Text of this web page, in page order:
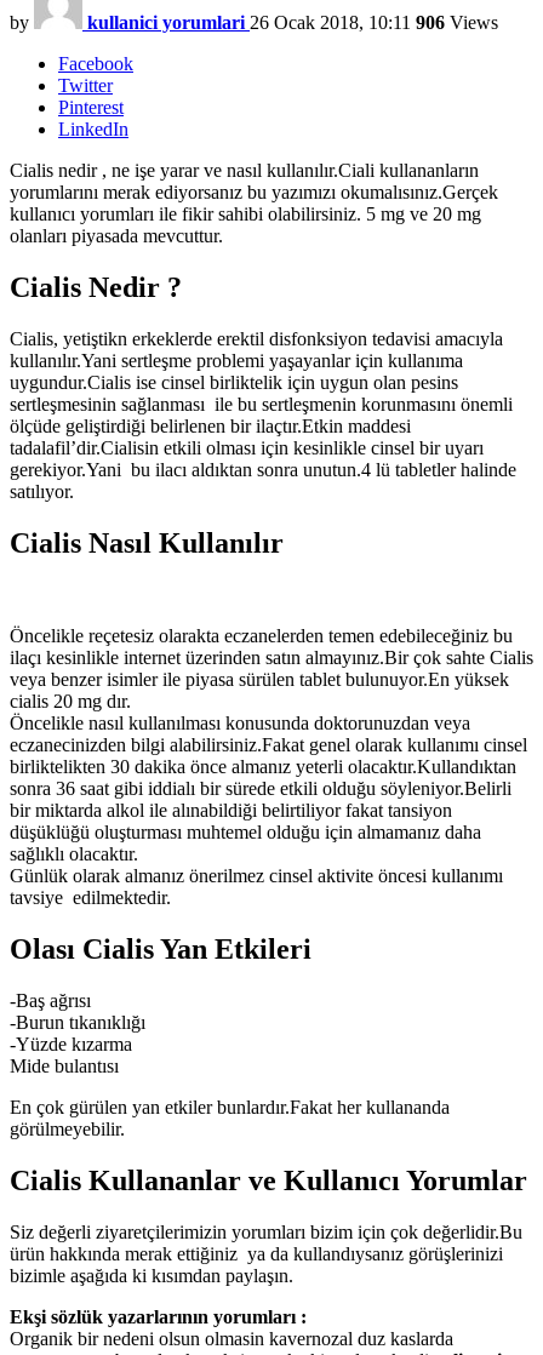
by kullanici yorumlari 26 Ocak 2018, 10:11 906 Views
Facebook
Twitter
Pinterest
LinkedIn
Cialis nedir , ne işe yarar ve nasıl kullanılır.Ciali kullananların
yorumlarını merak ediyorsanız bu yazımızı okumalısınız.Gerçek
kullanıcı yorumları ile fikir sahibi olabilirsiniz. 5 mg ve 20 mg
olanları piyasada mevcuttur.
Cialis Nedir ?
Cialis, yetiştikn erkeklerde erektil disfonksiyon tedavisi amacıyla
kullanılır.Yani sertleşme problemi yaşayanlar için kullanıma
uygundur.Cialis ise cinsel birliktelik için uygun olan pesins
sertleşmesinin sağlanması ile bu sertleşmenin korunmasını önemli
ölçüde geliştirdiği belirlenen bir ilaçtır.Etkin maddesi
tadalafil’dir.Cialisin etkili olması için kesinlikle cinsel bir uyarı
gerekiyor.Yani bu ilacı aldıktan sonra unutun.4 lü tabletler halinde
satılıyor.
Cialis Nasıl Kullanılır
Öncelikle reçetesiz olarakta eczanelerden temen edebileceğiniz bu
ilaçı kesinlikle internet üzerinden satın almayınız.Bir çok sahte Cialis
veya benzer isimler ile piyasa sürülen tablet bulunuyor.En yüksek
cialis 20 mg dır.
Öncelikle nasıl kullanılması konusunda doktorunuzdan veya
eczanecinizden bilgi alabilirsiniz.Fakat genel olarak kullanımı cinsel
birliktelikten 30 dakika önce almanız yeterli olacaktır.Kullandıktan
sonra 36 saat gibi iddialı bir sürede etkili olduğu söyleniyor.Belirli
bir miktarda alkol ile alınabildiği belirtiliyor fakat tansiyon
düşüklüğü oluşturması muhtemel olduğu için almamanız daha
sağlıklı olacaktır.
Günlük olarak almanız önerilmez cinsel aktivite öncesi kullanımı
tavsiye edilmektedir.
Olası Cialis Yan Etkileri
-Baş ağrısı
-Burun tıkanıklığı
-Yüzde kızarma
Mide bulantısı
En çok gürülen yan etkiler bunlardır.Fakat her kullananda
görülmeyebilir.
Cialis Kullananlar ve Kullanıcı Yorumlar
Siz değerli ziyaretçilerimizin yorumları bizim için çok değerlidir.Bu
ürün hakkında merak ettiğiniz ya da kullandıysanız görüşlerinizi
bizimle aşağıda ki kısımdan paylaşın.
Ekşi sözlük yazarlarının yorumları :
Organik bir nedeni olsun olmasin kavernozal duz kaslarda